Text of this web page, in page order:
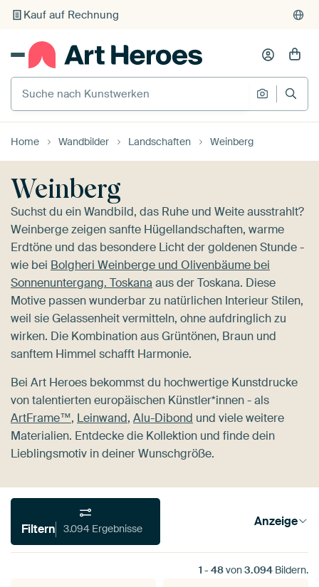
Individueller Druck auf Bestellung
Suche nach Kunstwerken
Suche
Home Wandbilder Landschaften Weinberg
Weinberg
Suchst du ein Wandbild, das Ruhe und Weite ausstrahlt?
Weinberge zeigen sanfte Hügellandschaften, warme
Erdtöne und das besondere Licht der goldenen Stunde -
wie bei Bolgheri Weinberge und Olivenbäume bei
Sonnenuntergang. Toskana aus der Toskana. Diese
Motive passen wunderbar zu natürlichen Interieur Stilen,
weil sie Gelassenheit vermitteln, ohne aufdringlich zu
wirken. Die Kombination aus Grüntönen, Braun und
sanftem Himmel schafft Harmonie.
Bei Art Heroes bekommst du hochwertige Kunstdrucke
von talentierten europäischen Künstler*innen - als
ArtFrame™, Leinwand, Alu-Dibond und viele weitere
Materialien. Entdecke die Kollektion und finde dein
Lieblingsmotiv in deiner Wunschgröße.
Filtern 3.094 Ergebnisse Anzeige
1 - 48von3.094 Bildern.